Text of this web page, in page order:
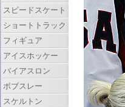
スピードスケート
ショートトラック
フィギュア
アイスホッケー
バイアスロン
ボブスレー
スケルトン